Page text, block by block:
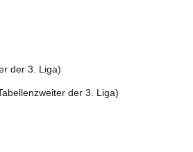
der 3. Liga)
der 3. Liga)